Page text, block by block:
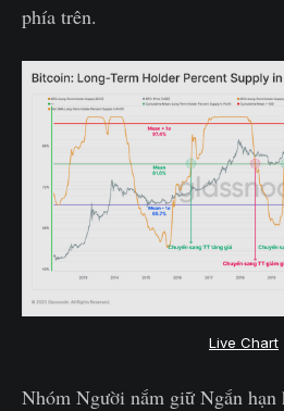
phía trên.
Live Chart
Nhóm Người nắm giữ Ngắn hạn